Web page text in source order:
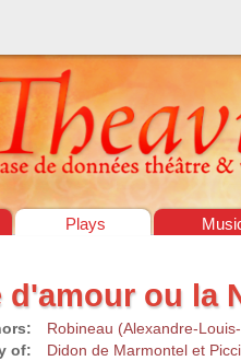
Plays
d'amour ou la
Robineau (Alexandre-
of:
Didon de Marmontel et